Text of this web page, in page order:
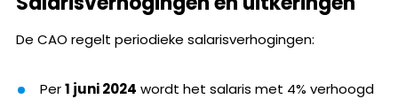
De CAO regelt periodieke salarisverhogingen:
Per1 juni 2024 wordt het salaris met 4% verhoogd